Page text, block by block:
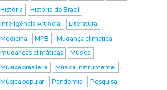
História
História do Brasil
Inteligência Artificial
Literatura
Medicina
MPB
Mudança climática
mudanças climáticas
Música
Música brasileira
Música instrumental
Música popular
Pandemia
Pesquisa